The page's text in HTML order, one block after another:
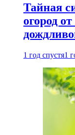
Тайная
огород
1 год спустя1